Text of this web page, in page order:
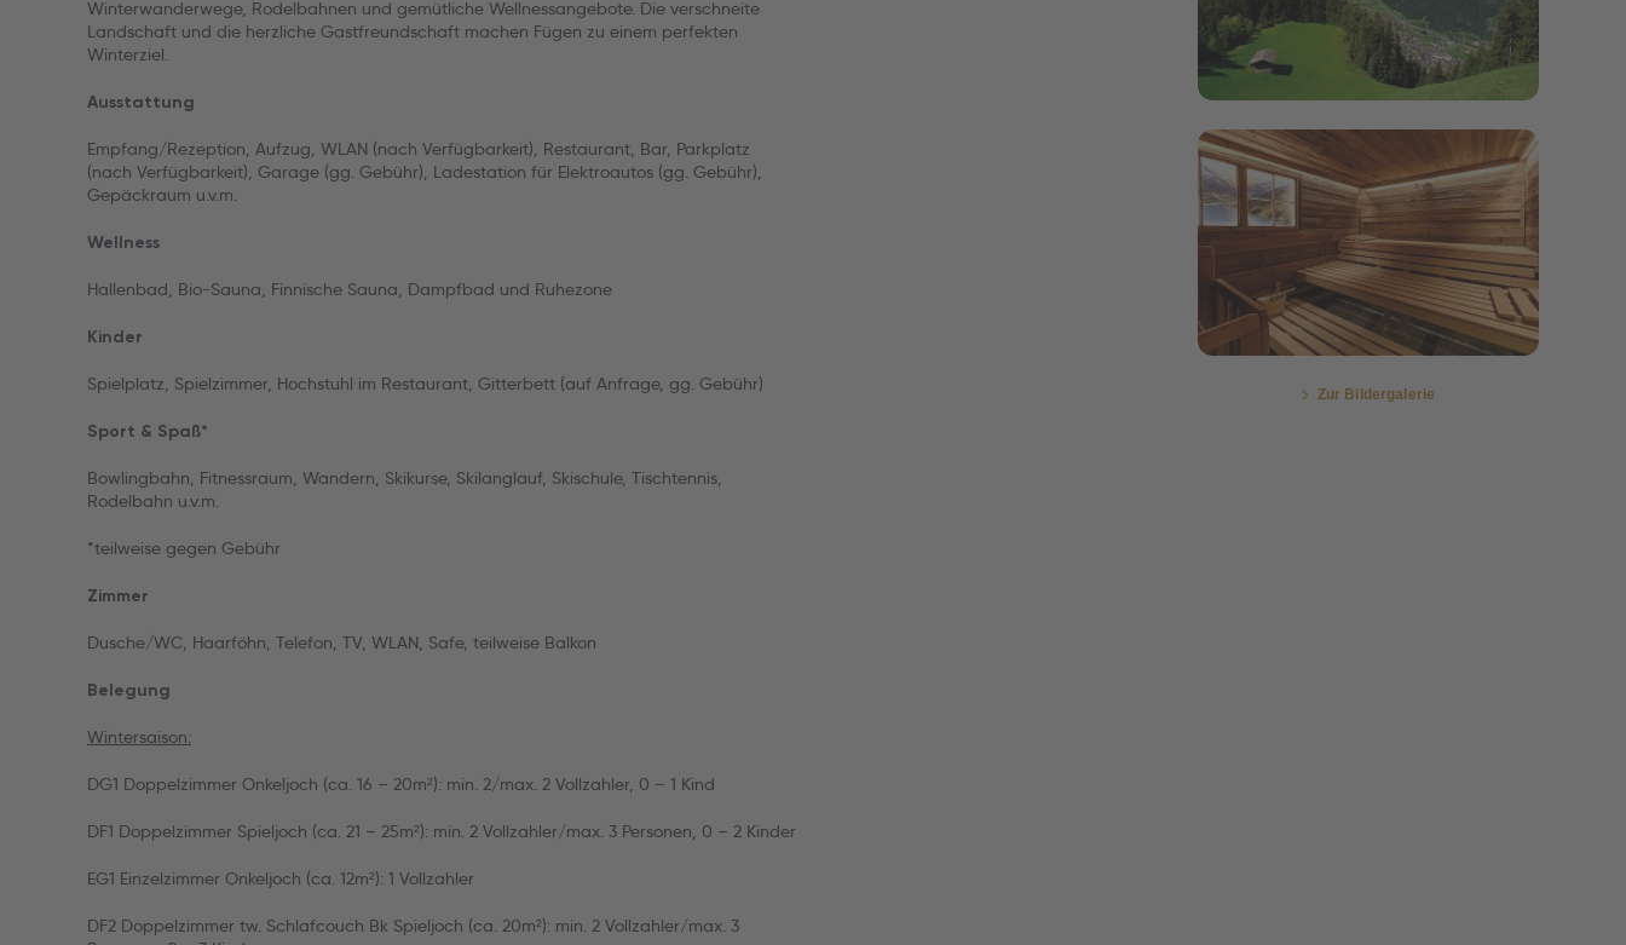
Winterwanderwege, Rodelbahnen und gemütliche Wellnessangebote. Die verschneite
Landschaft und die herzliche Gastfreundschaft machen Fügen zu einem perfekten
Winterziel.
Ausstattung
Empfang/Rezeption, Aufzug, WLAN (nach Verfügbarkeit), Restaurant, Bar, Parkplatz
(nach Verfügbarkeit), Garage (gg. Gebühr), Ladestation für Elektroautos (gg. Gebühr),
Gepäckraum u.v.m.
Wellness
Hallenbad, Bio-Sauna, Finnische Sauna, Dampfbad und Ruhezone
Kinder
Spielplatz, Spielzimmer, Hochstuhl im Restaurant, Gitterbett (auf Anfrage, gg. Gebühr)
Sport & Spaß*
Bowlingbahn, Fitnessraum, Wandern, Skikurse, Skilanglauf, Skischule, Tischtennis,
Rodelbahn u.v.m.
*teilweise gegen Gebühr
Zimmer
Dusche/WC, Haarföhn, Telefon, TV, WLAN, Safe, teilweise Balkon
Belegung
Wintersaison:
DG1 Doppelzimmer Onkeljoch (ca. 16 – 20m²): min. 2/max. 2 Vollzahler, 0 – 1 Kind
DF1 Doppelzimmer Spieljoch (ca. 21 – 25m²): min. 2 Vollzahler/max. 3 Personen, 0 – 2 Kinder
EG1 Einzelzimmer Onkeljoch (ca. 12m²): 1 Vollzahler
DF2 Doppelzimmer tw. Schlafcouch Bk Spieljoch (ca. 20m²): min. 2 Vollzahler/max. 3
Bildergalerie öffnen
Zur Bildergalerie